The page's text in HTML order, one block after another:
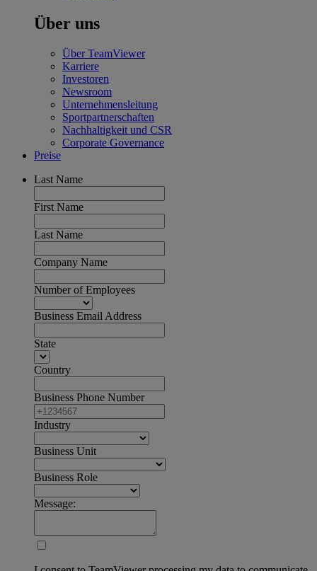
Über uns
Über TeamViewer
Karriere
Investoren
Newsroom
Unternehmensleitung
Sportpartnerschaften
Nachhaltigkeit und CSR
Corporate Governance
Preise
Last Name
First Name
Last Name
Company Name
Number of Employees
Business Email Address
State
Country
Business Phone Number
Industry
Business Unit
Business Role
Message: